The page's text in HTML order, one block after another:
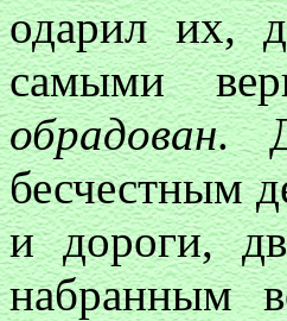
одарил их,
самыми
обрадован.
бесчестным
и дороги,
набранным